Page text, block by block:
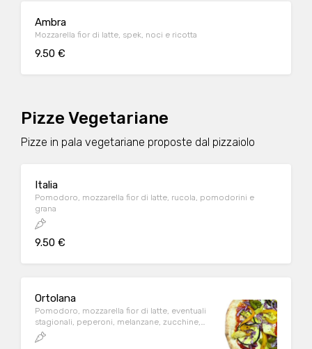
Ambra
Mozzarella fior di latte, spek, noci e ricotta
9.50 €
Pizze Vegetariane
Pizze in pala vegetariane proposte dal pizzaiolo
Italia
Pomodoro, mozzarella fior di latte, rucola, pomodorini e
grana
9.50 €
Ortolana
Pomodoro, mozzarella fior di latte, eventuali
stagionali, peperoni, melanzane, zucchine,
carciofi e cipolla